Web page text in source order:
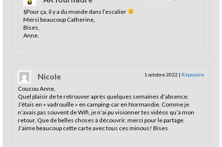
§Pour ça, il y a du monde dans l’escalier
Merci beaucoup Catherine,
Bises,
Anne.
Nicole 1 octobre 2022 | Répondre
Coucou Anne,
Quel plaisir de te retrouver après quelques semaines d’absence.
J’étais en « vadrouille » en camping-car en Normandie. Comme je
n’avais pas souvent de Wifi, je n’ai pu visionner tes vidéos qu’à mon
retour. Que de belles choses à découvrir, merci pour le partage.
J’aime beaucoup cette carte avec tous ces minous! Bises